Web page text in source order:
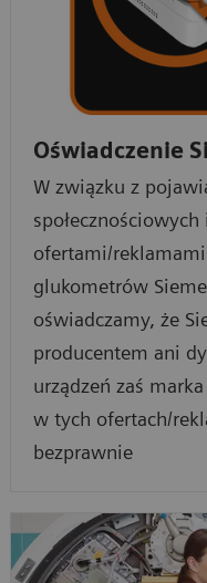
Oświadczenie
W związku z
ofertami/
glukometrów
oświadczamy, że
producentem ani
urządzeń zaś
w tych ofertach/
bezprawnie